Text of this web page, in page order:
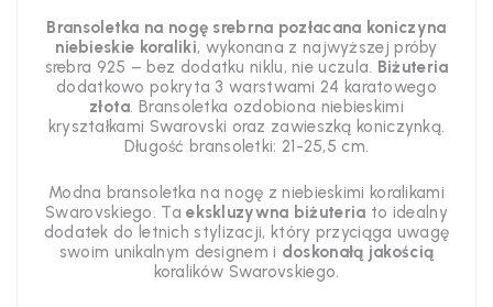
Bransoletka na nogę srebrna pozłacana koniczyna
niebieskie koraliki, wykonana z najwyższej próby
srebra 925 – bez dodatku niklu, nie uczula. Biżuteria
dodatkowo pokryta 3 warstwami 24 karatowego
złota. Bransoletka ozdobiona niebieskimi
kryształkami Swarovski oraz zawieszką koniczynką.
Długość bransoletki: 21-25,5 cm.
Modna bransoletka na nogę z niebieskimi koralikami
Swarovskiego. Taekskluzywna biżuteria to idealny
dodatek do letnich stylizacji, który przyciąga uwagę
swoim unikalnym designem i doskonałą jakością
koralików Swarovskiego.